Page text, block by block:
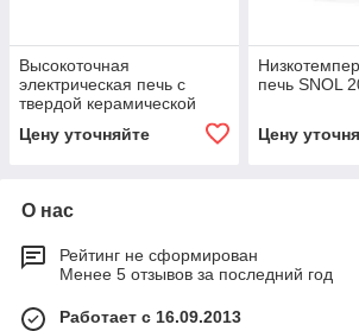
Высокоточная
электрическая печь с
твердой керамической
Цену уточняйте
печь SNOL
Цену
О нас
Рейтинг не сформирован
Менее 5 отзывов за последний год
Работает с 16.09.2013